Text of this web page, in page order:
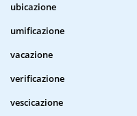
ubicazione
umificazione
vacazione
verificazione
vescicazione